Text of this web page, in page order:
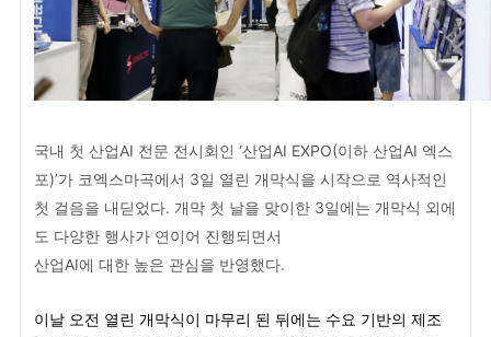
국내 첫 산업AI 전문 전시회인 ‘산업AI EXPO(이하 산업AI 엑스
포)’가 코엑스마곡에서 3일 열린 개막식을 시작으로 역사적인
첫 걸음을 내딛었다. 개막 첫 날을 맞이한 3일에는 개막식 외에
도 다양한 행사가 연이어 진행되면서
산업AI에 대한 높은 관심을 반영했다.
이날 오전 열린 개막식이 마무리 된 뒤에는 수요 기반의 제조